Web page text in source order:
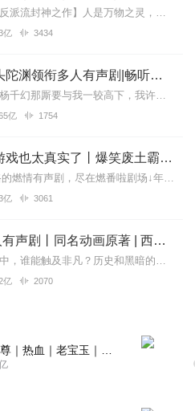
很棒
兮吗？主播演播的特别到位！
，不修复吗？
音太小，旁白声音大很清晰，所以
内容简介【黑暗文反派流封神之作】人是万物之灵，蛊是天地真精。一个穿越者不断重生的故事。一个养蛊、炼蛊、用蛊的奇特世界。配音组（男角色）老宝玉旁白...
亿 3434
大奉打更人丨头陀渊领衔多人有声剧|畅听全集|王鹤棣、田曦薇主演影视剧原著|卖报小郎君
【冒泡有奖】听说杨千幻那厮要与我一较高下，我许七安要开始装叉了！快进入声音播放页戳下方输入框，冒个泡偷偷告诉我，我要用哪些诗词才能胜过他？说得好的，有赏！202...
亿 1754
【燃番啦】这游戏也太真实了丨爆笑废土霸榜神作丨紫襟剧社制作
>>更多好听不套路的燃情有声剧，尽在燃番啦剧场↓年度重磅推荐本专辑为VIP免费专辑每天上午10点5集更新，订阅可以听到最新内容哦！每周抽一个专辑五星优质评论送...
亿 3061
诡秘之主 | 多人有声剧丨同名动画原著 | 西幻克苏鲁 | 乌贼作品
蒸汽与机械的浪潮中，谁能触及非凡？历史和黑暗的迷雾里，又是谁在耳语？我从诡秘中醒来，睁眼看见这个世界：枪械，大炮，巨舰，飞空艇，差分机；魔药，占卜，诅咒，倒吊人...
亿 2070